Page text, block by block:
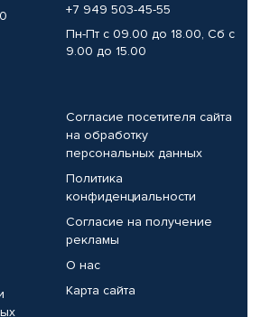
+7 949 503-45-55
Пн-Пт с 09.00 до 18.00, Сб с
9.00 до 15.00
Согласие посетителя сайта
на обработку
персональных данных
Политика
конфиденциальности
Согласие на получение
рекламы
О нас
Карта сайта